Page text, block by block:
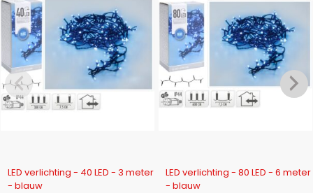
LED verlichting - 40 LED - 3 meter
- blauw
LED verlichting - 80 LED - 6 meter
- blauw